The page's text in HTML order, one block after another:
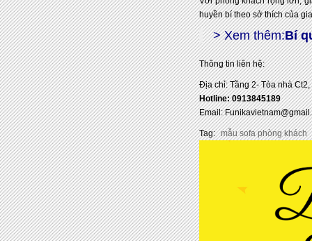
huyền bí theo sở thích của
> Xem thêm:Bí
Thông tin liên hệ:
Địa chỉ: Tầng 2- Tòa nhà
Hotline: 0913845189
Email:
Tag: mẫu sofa phòng khách